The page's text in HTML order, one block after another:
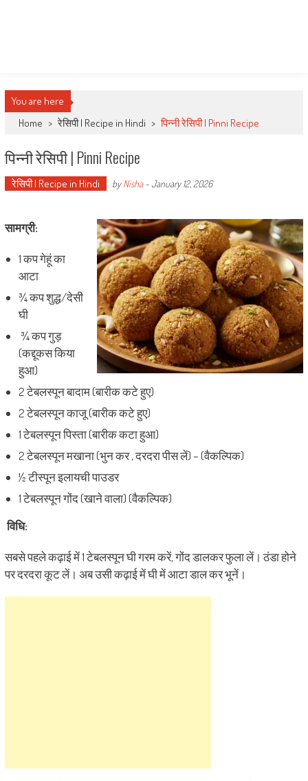
You are here
Home > रेसिपी | Recipe in Hindi > पिन्नी रेसिपी | Pinni Recipe
पिन्नी रेसिपी | Pinni Recipe
रेसिपी | Recipe in Hindi byNisha-January 12, 2026
सामग्री:
1 कप गेहूं का
आटा
¾ कप शुद्ध/देसी
घी
¾ कप गुड़
(कद्दूकस किया
हुआ)
2 टेबलस्पून बादाम (बारीक कटे हुए)
2 टेबलस्पून काजू (बारीक कटे हुए)
1 टेबलस्पून पिस्ता (बारीक कटा हुआ)
2 टेबलस्पून मखाना (भुन कर , दरदरा पीस लें) – (वैकल्पिक)
½ टीस्पून इलायची पाउडर
1 टेबलस्पून गोंद (खाने वाला) (वैकल्पिक)
विधि:
सबसे पहले कढ़ाई में 1 टेबलस्पून घी गरम करें, गोंद डालकर फुला लें। ठंडा होने
परदरदरा कूट लें। अब उसी कढ़ाई में घी में आटा डाल कर भूनें।